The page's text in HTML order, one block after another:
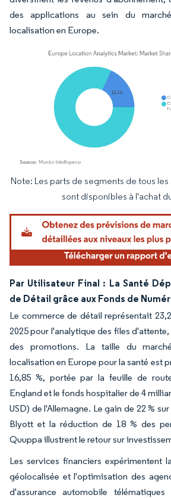
des applications au sein du
localisation en Europe.
Image © Mordor Intelligence. La réutilisation
Note: Les parts de segments de tous
sont disponibles à l'achat
Par Utilisateur Final : La Santé
de Détail grâce aux Fonds de
Le commerce de détail représentait
2025 pour l'analytique des files
des promotions. La taille du
localisation en Europe pour la santé est
16,85 %, portée par la feuille de
England et le fonds hospitalier de 4
USD) de l'Allemagne. Le gain de 22 %
Blyott et la réduction de 18 % des
Quuppa illustrent le retour sur
Les services financiers expérimentent
géolocalisée et l'optimisation des
d'assurance automobile